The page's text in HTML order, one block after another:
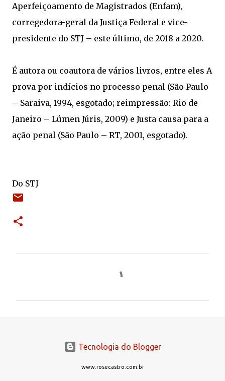
Aperfeiçoamento de Magistrados (Enfam),
corregedora-geral da Justiça Federal e vice-
presidente do STJ – este último, de 2018 a 2020.
É autora ou coautora de vários livros, entre eles A
prova por indícios no processo penal (São Paulo
– Saraiva, 1994, esgotado; reimpressão: Rio de
Janeiro – Lúmen Júris, 2009) e Justa causa para a
ação penal (São Paulo – RT, 2001, esgotado).
Do STJ
Tecnologia do Blogger
www.rosecastro.com.br